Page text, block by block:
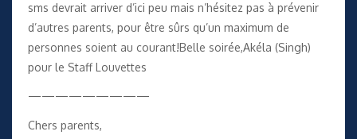
sms devrait arriver d’ici peu mais n’hésitez pas à prévenir
d’autres parents, pour être sûrs qu’un maximum de
personnes soient au courant!Belle soirée,Akéla (Singh)
pour le Staff Louvettes
—————————
Chers parents,